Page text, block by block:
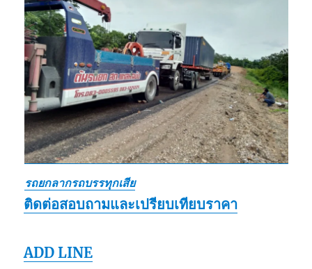
รถยกลากรถบรรทุกเสีย
ติดต่อสอบถามและเปรียบเทียบราคา
ADD LINE